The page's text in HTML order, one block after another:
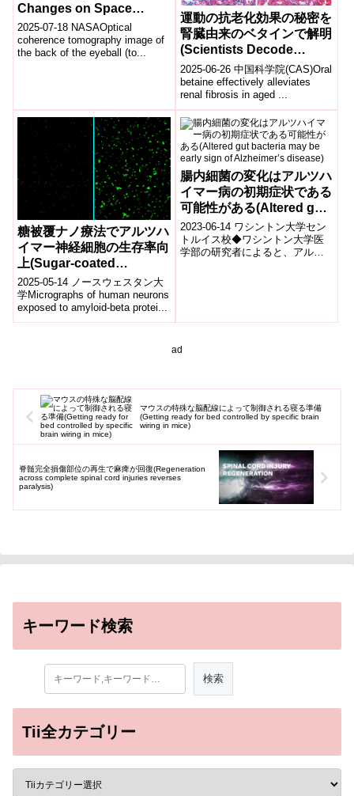
Changes on Space
Station)
2025-07-18 NASAOptical
coherence tomography image of
the back of the eyeball (to...
運動の抗老化効果の秘密を
腎臓由来のベタインで解明
(Scientists Decode
Exercise’s Anti-Aging
Secret: Kidney-
Generated Betaine Paves
Way for ‘Exercise-in-a-
Pill’)
2025-06-26 中国科学院(CAS)Oral
betaine effectively alleviates
renal fibrosis in aged ...
糖被覆ナノ療法でアルツハ
イマー神経細胞の生存率向
上(Sugar-coated
nanotherapy dramatically
improves neuron
survival in Alzheimer’s
model)
2025-05-14 ノースウェスタン大
学Micrographs of human neurons
exposed to amyloid-beta protei...
腸内細菌の変化はアルツハ
イマー病の初期症状である
可能性がある(Altered gut
bacteria may be early
sign of Alzheimer’s
disease)
2023-06-14 ワシントン大学セン
トルイス校◆ワシントン大学医
学部の研究者によると、アルツ
ad
マウスの特殊な脳配線によって制御される寝る準備
(Getting ready for bed controlled by specific brain
wiring in mice)
脊髄完全損傷部位の再生で麻痺が回復(Regeneration
across complete spinal cord injuries reverses
paralysis)
キーワード検索
Tii全カテゴリー